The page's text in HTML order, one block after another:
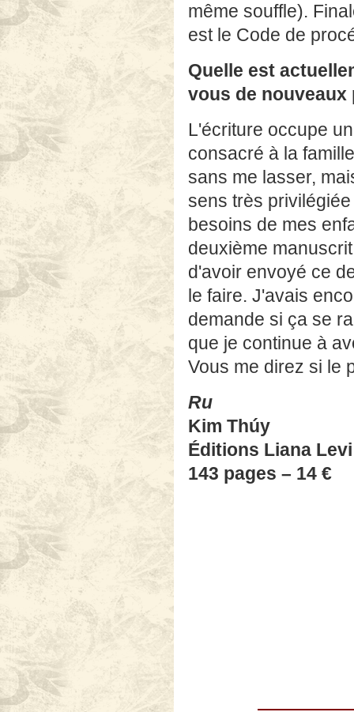
même souffle).
est le Code de
Quelle est
vous de nouveaux
L'écriture occupe
consacré à la
sans me lasser,
sens très
besoins de mes
deuxième
d'avoir envoyé ce
le faire. J'avais
demande si ça se
que je continue à
Vous me direz si le
Ru
Kim Thúy
Éditions Liana Levi
143 pages – 14 €